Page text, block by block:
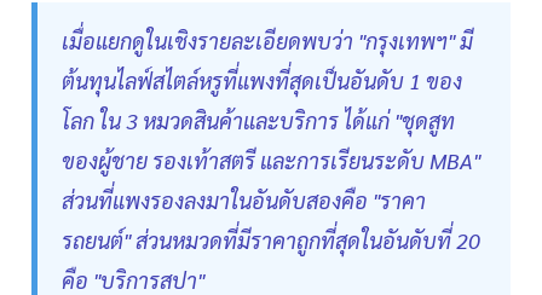
เมื่อแยกดูในเชิงรายละเอียดพบว่า "กรุงเทพฯ" มี
ต้นทุนไลฟ์สไตล์หรูที่แพงที่สุดเป็นอันดับ 1 ของ
โลก ใน 3 หมวดสินค้าและบริการ ได้แก่ "ชุดสูท
ของผู้ชาย รองเท้าสตรี และการเรียนระดับ MBA"
ส่วนที่แพงรองลงมาในอันดับสองคือ "ราคา
รถยนต์" ส่วนหมวดที่มีราคาถูกที่สุดในอันดับที่ 20
คือ "บริการสปา"